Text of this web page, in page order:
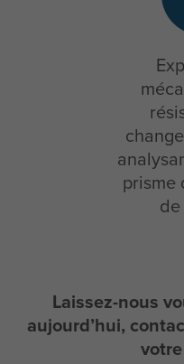
prisme
Laissez-nous
aujourd’hui,